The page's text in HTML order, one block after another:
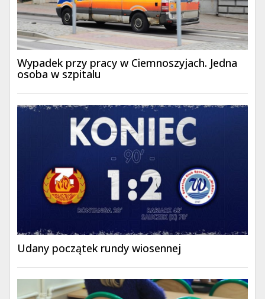
Wypadek przy pracy w Ciemnoszyjach. Jedna
osoba w szpitalu
Udany początek rundy wiosennej